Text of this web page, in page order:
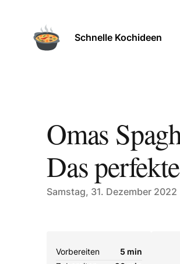
Schnelle Kochideen
Omas
Das
Published on
Samstag, 31. Dezember 2022
Vorbereiten
5 min